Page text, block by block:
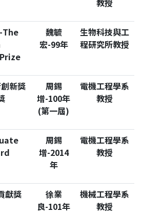
教授
The
魏毓
宏-99年
生物科技與工
程研究所教授
新獎
周錫
增-100年
(第一屆)
電機工程學系
教授
周錫
增-2014
年
電機工程學系
教授
獻獎
徐業
良-101年
機械工程學系
教授